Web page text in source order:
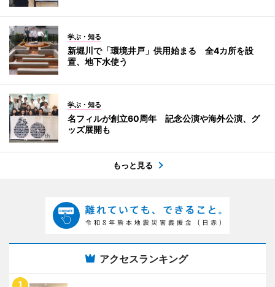
学ぶ・知る
新堀川で「環境井戸」供用始まる 全4カ所を設
置、地下水使う
学ぶ・知る
名フィルが創立60周年 記念公演や海外公演、グ
ッズ展開も
もっと見る
アクセスランキング